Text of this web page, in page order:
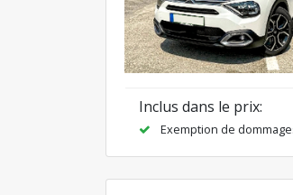
Inclus dans le prix:
Exemption de